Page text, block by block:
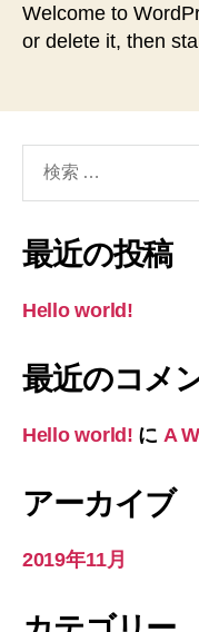
Welcome to
or delete it, then
象:
最近の投稿
Hello world!
最近のコメ
Hello world! に A
アーカイブ
2019年11月